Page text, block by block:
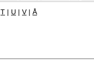
T | U | V| Å